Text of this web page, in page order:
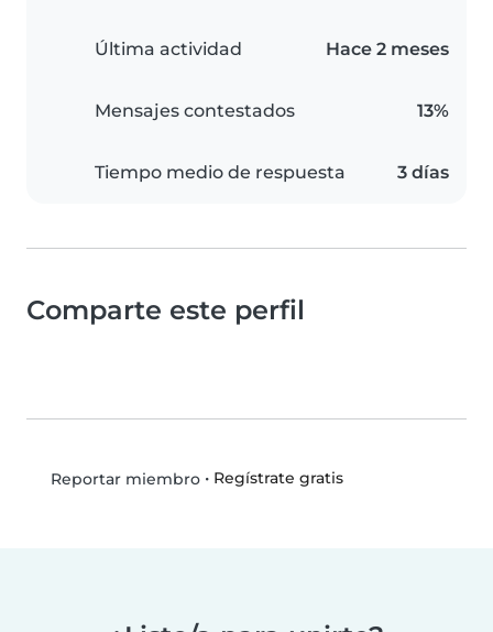
Última actividad Hace 2 meses
Mensajes contestados 13%
Tiempo medio de respuesta 3 días
Comparte este perfil
Reportar miembro• Regístrate gratis